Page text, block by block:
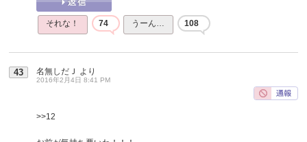
それな！ 74 うーん… 108
43 名無しだＪ より
2016年2月4日 8:41 PM
>>12